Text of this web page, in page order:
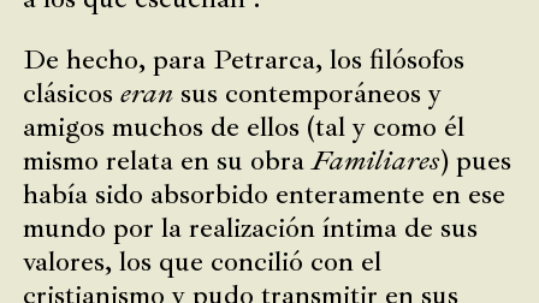
De hecho, para Petrarca, los filósofos
clásicos eransus contemporáneos y
amigos muchos de ellos (tal y como él
mismo relata en su obraFamiliares) pues
había sido absorbido enteramente en ese
mundo por la realización íntima de sus
valores, los que concilió con el
cristianismo y pudo transmitir en sus